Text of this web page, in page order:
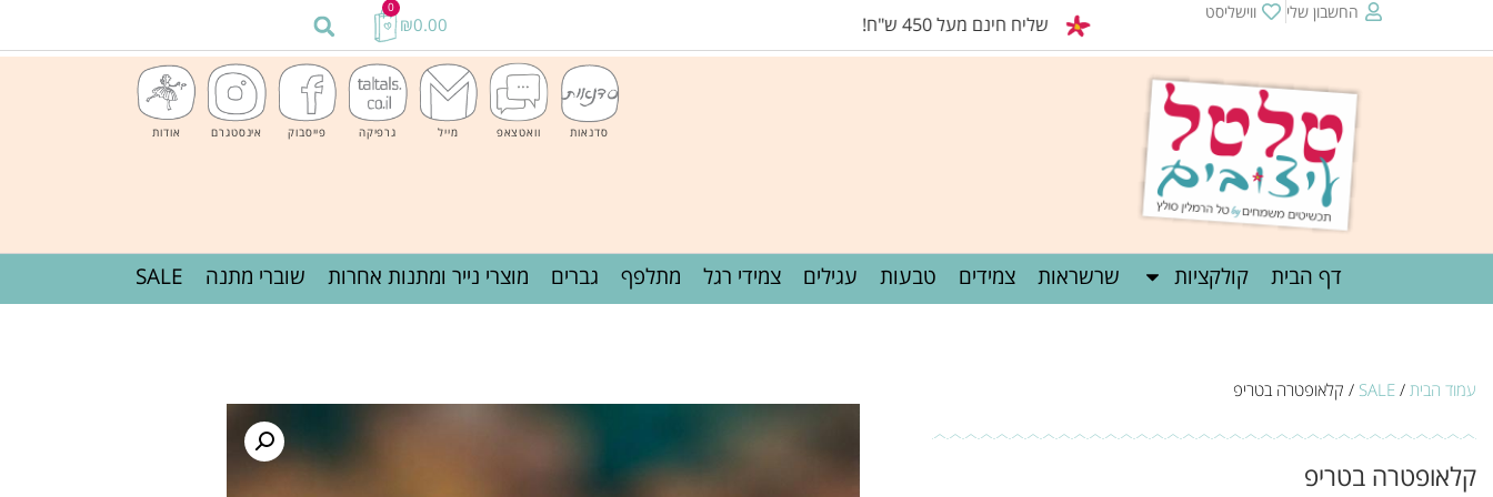
החשבון שלי ווישליסט
שליח חינם מעל 450 ש"ח! ₪0.00
0
סדנאות וואטצאפ מייל גרפיקה פייסבוק אינסטגרם אודות
דף הבית קולקציות שרשראות צמידים טבעות עגילים צמידי רגל מתלפף גברים מוצרי נייר ומתנות אחרות שוברי מתנה SALE
עמוד הבית /
SALE / קלאופטרה בטריפ
קלאופטרה בטריפ